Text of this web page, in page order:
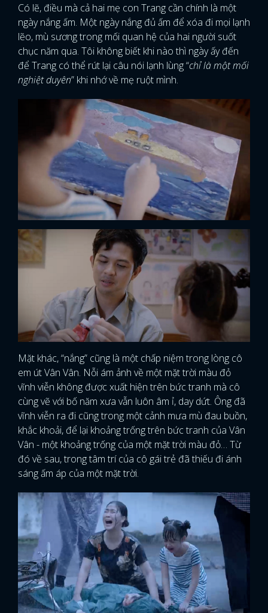
Có lẽ, điều mà cả hai mẹ con Trang cần chính là một
ngày nắng ấm. Một ngày nắng đủ ấm để xóa đi mọi lạnh
lẽo, mù sương trong mối quan hệ của hai người suốt
chục năm qua. Tôi không biết khi nào thì ngày ấy đến
để Trang có thể rút lại câu nói lạnh lùng “chỉ là một mối
nghiệt duyên” khi nhớ về mẹ ruột mình.
Mặt khác, “nắng” cũng là một chấp niệm trong lòng cô
em út Vân Vân. Nỗi ám ảnh về một mặt trời màu đỏ
vĩnh viễn không được xuất hiện trên bức tranh mà cô
cùng vẽ với bố năm xưa vẫn luôn âm ỉ, day dứt. Ông đã
vĩnh viễn ra đi cũng trong một cảnh mưa mù đau buồn,
khắc khoải, để lại khoảng trống trên bức tranh của Vân
Vân - một khoảng trống của một mặt trời màu đỏ… Từ
đó về sau, trong tâm trí của cô gái trẻ đã thiếu đi ánh
sáng ấm áp của một mặt trời.